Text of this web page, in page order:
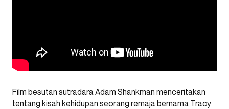
Film besutan sutradara Adam Shankman menceritakan
tentang kisah kehidupan seorang remaja bernama Tracy